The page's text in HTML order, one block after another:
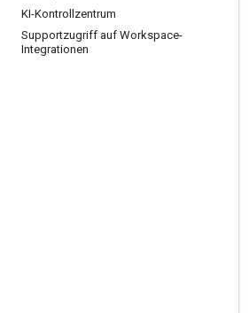
KI-Kontrollzentrum
Supportzugriff auf Workspace-
Integrationen